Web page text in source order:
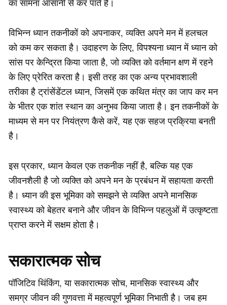
का सामना आसानी से कर पाते हैं।
विभिन्न ध्यान तकनीकों को अपनाकर, व्यक्ति अपने मन में हलचल
को कम कर सकता है। उदाहरण के लिए, विपश्यना ध्यान में ध्यान को
सांस पर केन्द्रित किया जाता है, जो व्यक्ति को वर्तमान क्षण में रहने
के लिए प्रेरित करता है। इसी तरह का एक अन्य प्रभावशाली
तरीका है ट्रांसेंडेंटल ध्यान, जिसमें एक कथित मंत्र का जाप कर मन
के भीतर एक शांत स्थान का अनुभव किया जाता है। इन तकनीकों के
माध्यम से मन पर नियंत्रण कैसे करें, यह एक सहज प्रक्रिया बनती
है।
इस प्रकार, ध्यान केवल एक तकनीक नहीं है, बल्कि यह एक
जीवनशैली है जो व्यक्ति को अपने मन के प्रबंधन में सहायता करती
है। ध्यान की इस भूमिका को समझने से व्यक्ति अपने मानसिक
स्वास्थ्य को बेहतर बनाने और जीवन के विभिन्न पहलुओं में उत्कृष्टता
प्राप्त करने में सक्षम होता है।
सकारात्मक सोच
पॉजिटिव थिंकिंग, या सकारात्मक सोच, मानसिक स्वास्थ्य और
समग्र जीवन की गुणवत्ता में महत्वपूर्ण भूमिका निभाती है। जब हम